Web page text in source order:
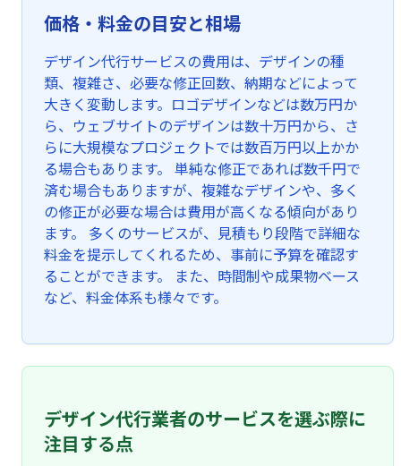
価格・料金の目安と相場
デザイン代行サービスの費用は、デザインの種
類、複雑さ、必要な修正回数、納期などによって
大きく変動します。ロゴデザインなどは数万円か
ら、ウェブサイトのデザインは数十万円から、さ
らに大規模なプロジェクトでは数百万円以上かか
る場合もあります。 単純な修正であれば数千円で
済む場合もありますが、複雑なデザインや、多く
の修正が必要な場合は費用が高くなる傾向があり
ます。 多くのサービスが、見積もり段階で詳細な
料金を提示してくれるため、事前に予算を確認す
ることができます。 また、時間制や成果物ベース
など、料金体系も様々です。
デザイン代行業者のサービスを選ぶ際に
注目する点